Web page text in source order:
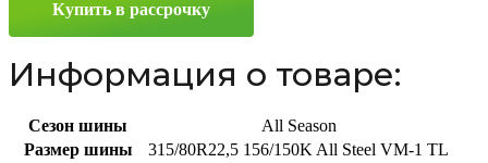
R22.5
Купить в рассрочку
Информация о товаре:
Сезон шины
All Season
Размер шины
315/80R22,5 156/150K All Steel VM-1 TL